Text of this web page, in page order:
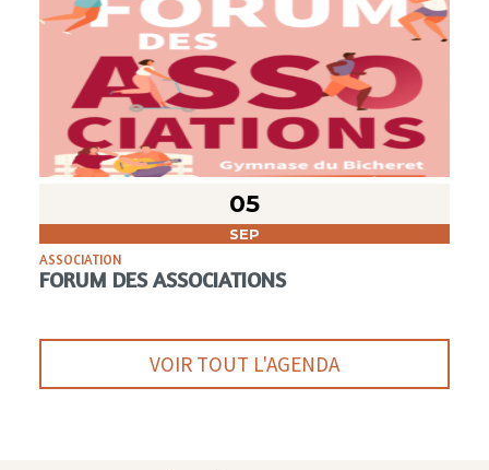
05
SEP
ASSOCIATION
FORUM DES ASSOCIATIONS
VOIR TOUT L'AGENDA